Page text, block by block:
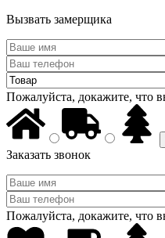
Вызвать замерщика
Пожалуйста, докажите, что
Заказать звонок
Пожалуйста, докажите, что